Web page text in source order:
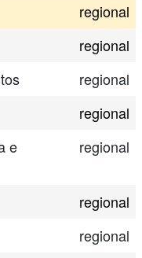
regional
regional
regional
regional
e
regional
regional
regional